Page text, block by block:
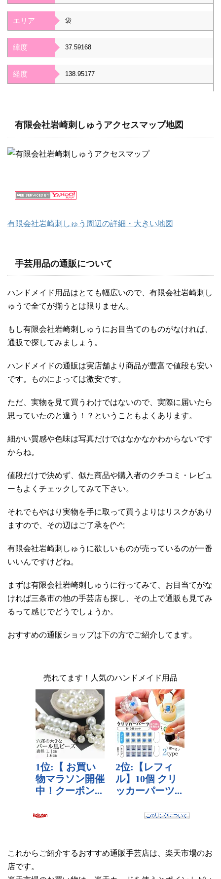
エリア 袋
緯度 37.59168
経度 138.95177
有限会社岩崎刺しゅうアクセスマップ地図
有限会社岩崎刺しゅう周辺の詳細・大きい地図
手芸用品の通販について
ハンドメイド用品はとても幅広いので、有限会社岩崎刺し
ゅうで全てが揃うとは限りません。
もし有限会社岩崎刺しゅうにお目当てのものがなければ、
通販で探してみましょう。
ハンドメイドの通販は実店舗より商品が豊富で値段も安い
です。ものによっては激安です。
ただ、実物を見て買うわけではないので、実際に届いたら
思っていたのと違う！？ということもよくあります。
細かい質感や色味は写真だけではなかなかわからないです
からね。
値段だけで決めず、似た商品や購入者のクチコミ・レビュ
ーもよくチェックしてみて下さい。
それでもやはり実物を手に取って買うよりはリスクがあり
ますので、その辺はご了承を(^-^;
有限会社岩崎刺しゅうに欲しいものが売っているのが一番
いいんですけどね。
まずは有限会社岩崎刺しゅうに行ってみて、お目当てがな
ければ三条市の他の手芸店も探し、その上で通販も見てみ
るって感じでどうでしょうか。
おすすめの通販ショップは下の方でご紹介してます。
売れてます！人気のハンドメイド用品
これからご紹介するおすすめ通販手芸店は、楽天市場のお
店です。